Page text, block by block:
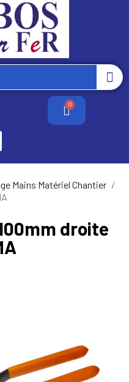
Mains Matériel Chantier
droite